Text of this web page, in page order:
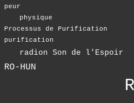
peur
physique
Processus de Purification
purification
radion Son de l'Espoir
RO-HUN